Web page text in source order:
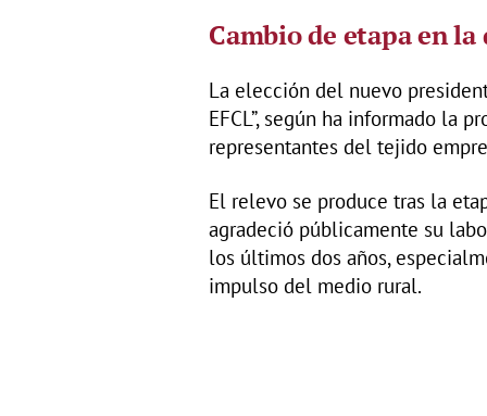
Cambio de etapa en la
La elección del nuevo
EFCL”, según ha informado la
representantes del tejido
El relevo se produce tras la
agradeció públicamente su
los últimos dos años,
impulso del medio rural.